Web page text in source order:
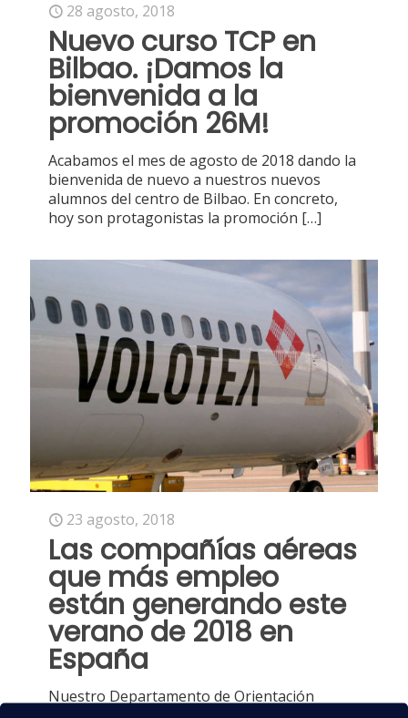
28 agosto, 2018
Nuevo curso TCP en
Bilbao. ¡Damos la
bienvenida a la
promoción 26M!
Acabamos el mes de agosto de 2018 dando la
bienvenida de nuevo a nuestros nuevos
alumnos del centro de Bilbao. En concreto,
hoy son protagonistas la promoción […]
23 agosto, 2018
Las compañías aéreas
que más empleo
están generando este
verano de 2018 en
España
Nuestro Departamento de Orientación